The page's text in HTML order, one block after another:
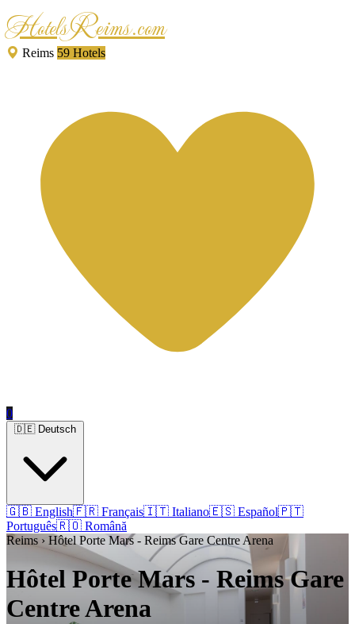
HotelsReims.com
Reims 59 Hotels
0
🇬🇧 English🇫🇷 Français🇮🇹 Italiano🇪🇸 Español🇵🇹
Português🇷🇴 Română
Reims › Hôtel Porte Mars - Reims Gare Centre Arena
Hôtel Porte Mars - Reims Gare
Centre Arena